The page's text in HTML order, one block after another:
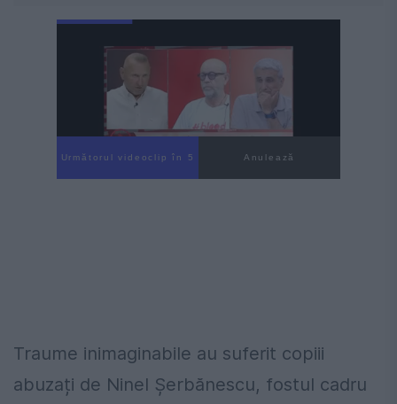
Următorul videoclip în 4 Anulează
Traume inimaginabile au suferit copiii
abuzați de Ninel Șerbănescu, fostul cadru